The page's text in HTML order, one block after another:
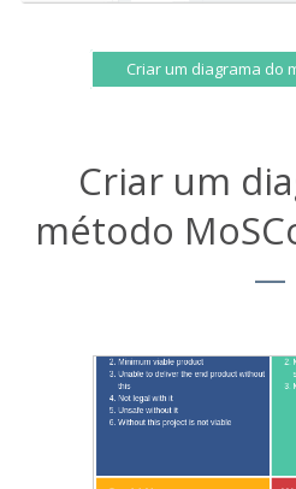
Criar um diagrama do
Criar um
método